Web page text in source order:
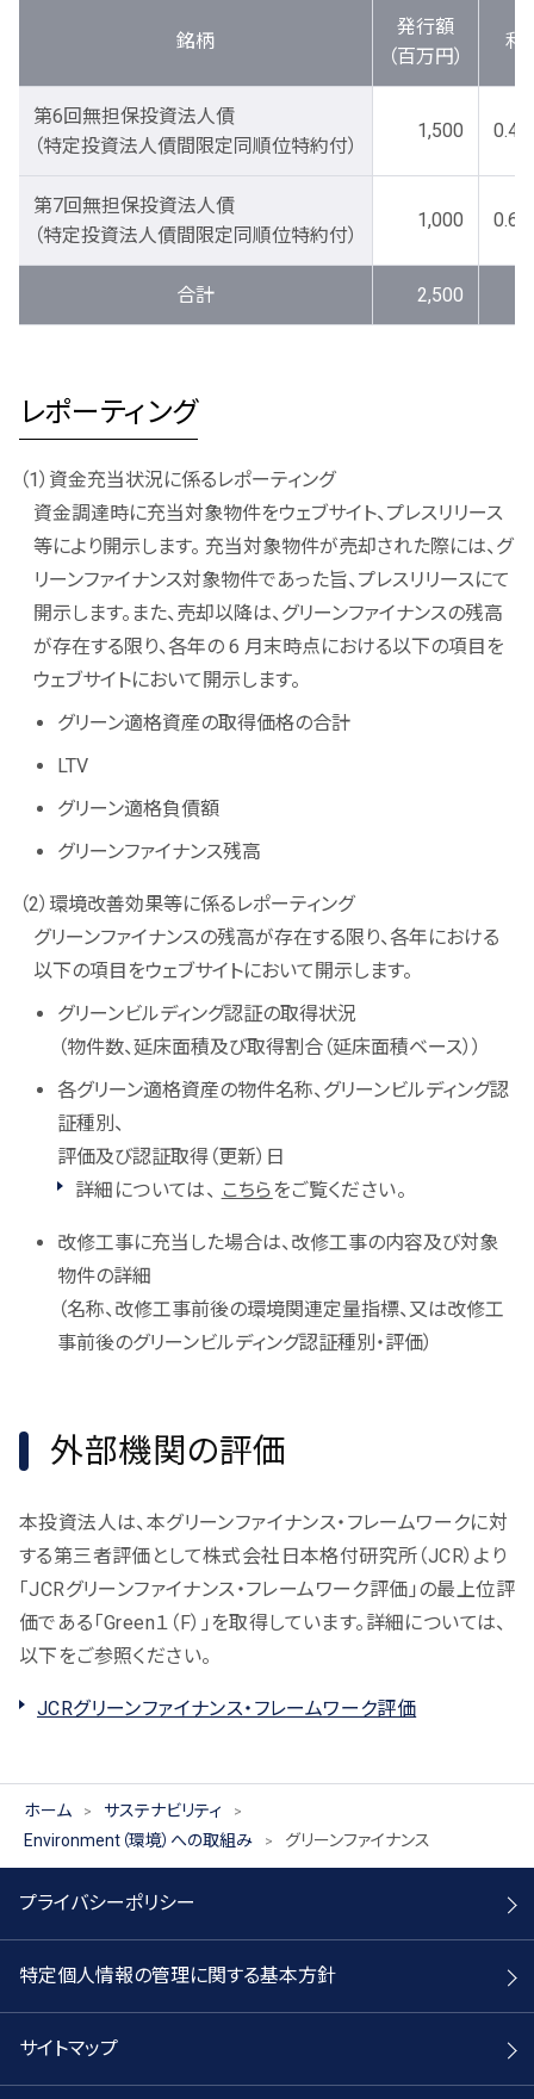
銘柄
発行額
（百万円）
利
第6回無担保投資法人債
（特定投資法人債間限定同順位特約付）
1,500
第7回無担保投資法人債
（特定投資法人債間限定同順位特約付）
1,000
合計 2,500
レポーティング
（1）資金充当状況に係るレポーティング
資金調達時に充当対象物件をウェブサイト、プレスリリース
等により開示します。 充当対象物件が売却された際には、グ
リーンファイナンス対象物件であった旨、プレスリリースにて
開示します。また、売却以降は、グリーンファイナンスの残高
が存在する限り、各年の 6 月末時点における以下の項目を
ウェブサイトにおいて開示します。
グリーン適格資産の取得価格の合計
LTV
グリーン適格負債額
グリーンファイナンス残高
（2）環境改善効果等に係るレポーティング
グリーンファイナンスの残高が存在する限り、各年における
以下の項目をウェブサイトにおいて開示します。
グリーンビルディング認証の取得状況
（物件数、延床面積及び取得割合（延床面積ベース））
各グリーン適格資産の物件名称、グリーンビルディング認
証種別、
評価及び認証取得（更新）日
詳細については、 こちら をご覧ください。
改修工事に充当した場合は、改修工事の内容及び対象
物件の詳細
（名称、改修工事前後の環境関連定量指標、又は改修工
事前後のグリーンビルディング認証種別・評価）
外部機関の評価
本投資法人は、本グリーンファイナンス・フレームワークに対
する第三者評価として株式会社日本格付研究所（JCR）より
「JCRグリーンファイナンス・フレームワーク評価」の最上位評
価である「Green１（F）」を取得しています。詳細については、
以下をご参照ください。
JCRグリーンファイナンス・フレームワーク評価
ホーム
サステナビリティ
Environment（環境）への取組み
グリーンファイナンス
プライバシーポリシー
特定個人情報の管理に関する基本方針
サイトマップ